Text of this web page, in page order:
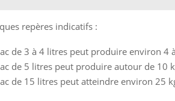
repères indicatifs :
de 3 à 4 litres peut produire environ 4
de 5 litres peut produire autour de 10
de 15 litres peut atteindre environ 25